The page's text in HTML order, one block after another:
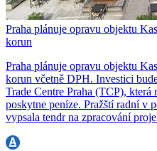
Praha plánuje opravu objektu
korun
Praha plánuje opravu objektu
korun včetně DPH. Investici
Trade Centre Praha (TCP), která
poskytne peníze. Pražští radní v
vypsala tendr na zpracování